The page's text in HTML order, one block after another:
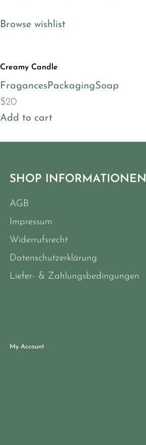
Browse wishlist
Creamy Candle
Fragances PackagingSoap
$20
Add to cart
SHOP INFORMATIONEN
AGB
Impressum
Widerrufsrecht
Datenschutzerklärung
Liefer- & Zahlungsbedingungen
My Account